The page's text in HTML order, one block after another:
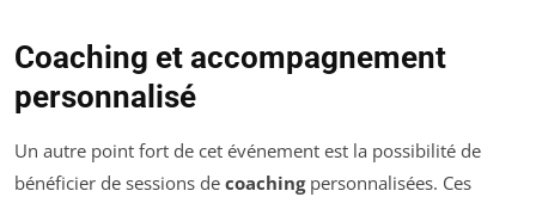
Coaching et accompagnement
personnalisé
Un autre point fort de cet événement est la possibilité de
bénéficier de sessions de coachingpersonnalisées. Ces